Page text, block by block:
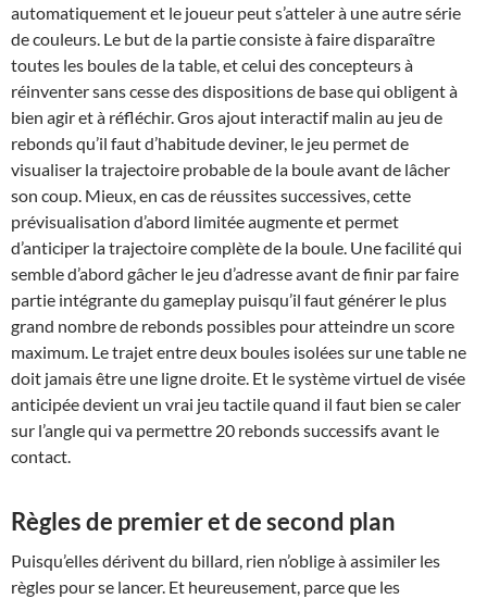
automatiquement et le joueur peut s’atteler à une autre série
de couleurs. Le but de la partie consiste à faire disparaître
toutes les boules de la table, et celui des concepteurs à
réinventer sans cesse des dispositions de base qui obligent à
bien agir et à réfléchir. Gros ajout interactif malin au jeu de
rebonds qu’il faut d’habitude deviner, le jeu permet de
visualiser la trajectoire probable de la boule avant de lâcher
son coup. Mieux, en cas de réussites successives, cette
prévisualisation d’abord limitée augmente et permet
d’anticiper la trajectoire complète de la boule. Une facilité qui
semble d’abord gâcher le jeu d’adresse avant de finir par faire
partie intégrante du gameplay puisqu’il faut générer le plus
grand nombre de rebonds possibles pour atteindre un score
maximum. Le trajet entre deux boules isolées sur une table ne
doit jamais être une ligne droite. Et le système virtuel de visée
anticipée devient un vrai jeu tactile quand il faut bien se caler
sur l’angle qui va permettre 20 rebonds successifs avant le
contact.
Règles de premier et de second plan
Puisqu’elles dérivent du billard, rien n’oblige à assimiler les
règles pour se lancer. Et heureusement, parce que les